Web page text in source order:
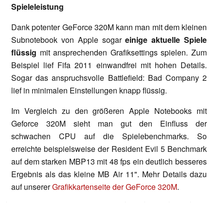
Spieleleistung
Dank potenter GeForce 320M kann man mit dem kleinen
Subnotebook von Apple sogareinige aktuelle Spiele
flüssig mit ansprechenden Grafiksettings spielen. Zum
Beispiel lief Fifa 2011 einwandfrei mit hohen Details.
Sogar das anspruchsvolle Battlefield: Bad Company 2
lief in minimalen Einstellungen knapp flüssig.
Im Vergleich zu den größeren Apple Notebooks mit
Geforce 320M sieht man gut den Einfluss der
schwachen CPU auf die Spielebenchmarks. So
erreichte beispielsweise der Resident Evil 5 Benchmark
auf dem starken MBP13 mit 48 fps ein deutlich besseres
Ergebnis als das kleine MB Air 11". Mehr Details dazu
auf unsererGrafikkartenseite der GeForce 320M.